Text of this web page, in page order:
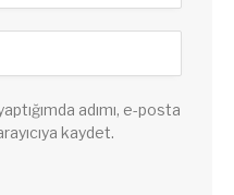
adımı, e-posta
kaydet.